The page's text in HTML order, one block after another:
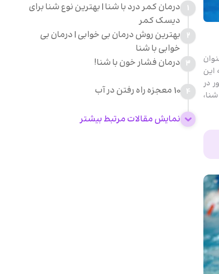
این
در
1
درمان کمر درد با شنا | بهترین نوع شنا برای
دیسک کمر
2
بهترین روش درمان بی خوابی | درمان بی
خوابی با شنا
3 درمان فشار خون با شنا!
4 10 معجزه راه رفتن در آب
نمایش مقالات مرتبط بیشتر